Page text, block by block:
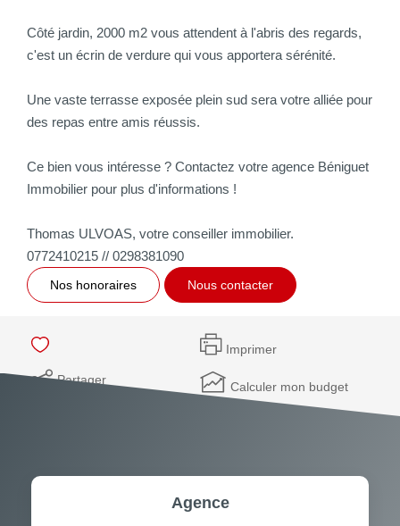
Côté jardin, 2000 m2 vous attendent à l'abris des regards,
c'est un écrin de verdure qui vous apportera sérénité.
Une vaste terrasse exposée plein sud sera votre alliée pour
des repas entre amis réussis.
Ce bien vous intéresse ? Contactez votre agence Béniguet
Immobilier pour plus d'informations !
Thomas ULVOAS, votre conseiller immobilier.
0772410215 // 0298381090
Nos honoraires Nous contacter
Imprimer
Partager Calculer mon budget
Agence